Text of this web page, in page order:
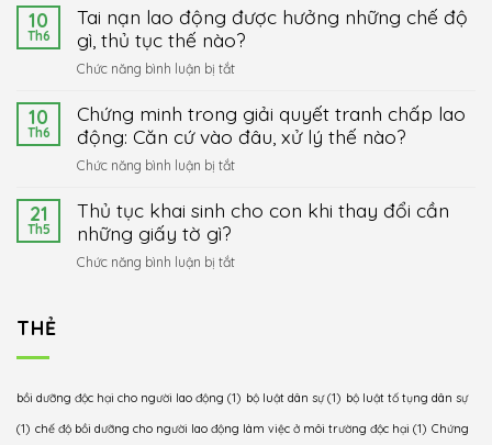
người
Việt
ngoài
về
Luật
đai
huấn
tại
tính
thời
việc
không?
dưỡng
như
thế
10
Th6
Tai nạn lao động được hưởng những chế độ
gì, thủ tục thế nào?
Chức năng bình luận bị tắtở
nạn
lao
những
10
Th6
Chứng minh trong giải quyết tranh chấp lao
động: Căn cứ vào đâu, xử lý thế nào?
Chức năng bình luận bị tắtở
minh
cứ
đâu,
21
Th5
Thủ tục khai sinh cho con khi thay đổi cần
những giấy tờ gì?
Chức năng bình luận bị tắtở
khi
thay
THẺ
bồi dưỡng độc hại cho người lao động (1) bộ luật dân sự(1) bộ luật tố tụng dân sự
(1) chế độ bồi dưỡng cho người lao động làm việc ở môi trường độc hại (1) Chứng